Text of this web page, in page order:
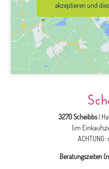
akzeptieren und
3270 Scheibbs|
(im
ACHTUNG:
Beratungszeiten